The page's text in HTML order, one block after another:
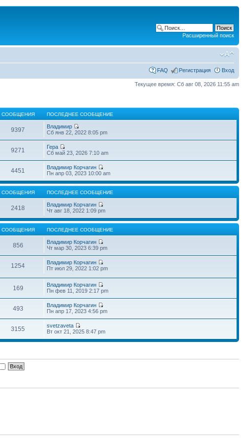
Расширенный поиск
FAQ Регистрация Вход
Текущее время: Сб авг 08, 2026 11:55 am
СООБЩЕНИЯ ПОСЛЕДНЕЕ СООБЩЕНИЕ
9397
Владимир
Сб янв 22, 2022 8:05 pm
9271
Гера
Сб май 23, 2026 7:10 am
4451
Владимир Корчагин
Пн апр 03, 2023 10:00 am
СООБЩЕНИЯ ПОСЛЕДНЕЕ СООБЩЕНИЕ
2418
Владимир Корчагин
Чт авг 18, 2022 1:09 pm
СООБЩЕНИЯ ПОСЛЕДНЕЕ СООБЩЕНИЕ
856
Владимир Корчагин
Чт мар 30, 2023 6:39 pm
1254
Владимир Корчагин
Пт июл 29, 2022 1:02 pm
169
Владимир Корчагин
Пн фев 11, 2019 2:17 pm
493
Владимир Корчагин
Пн апр 17, 2023 4:56 pm
3155
svetzaveta
Вт окт 21, 2025 8:47 pm